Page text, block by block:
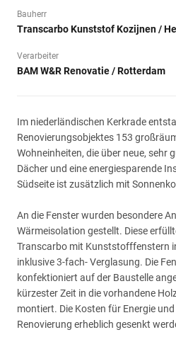
Bauherr
Transcarbo Kunststof Kozijnen /
Verarbeiter
BAM W&R Renovatie / Rotterdam
Im niederländischen Kerkrade
Renovierungsobjektes 153
Wohneinheiten, die über neue, sehr
Dächer und eine energiesparende
Südseite ist zusätzlich mit
An die Fenster wurden besondere
Wärmeisolation gestellt. Diese
Transcarbo mit Kunststofffenstern
inklusive 3-fach- Verglasung. Die
konfektioniert auf der Baustelle
kürzester Zeit in die vorhandene
montiert. Die Kosten für Energie
Renovierung erheblich gesenkt